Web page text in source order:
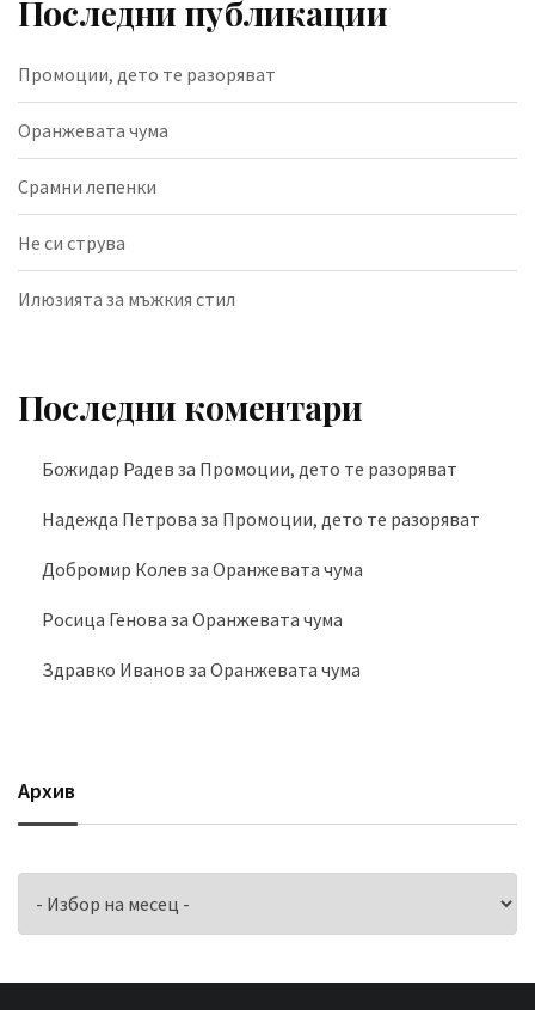
Последни публикации
Промоции, дето те разоряват
Оранжевата чума
Срамни лепенки
Не си струва
Илюзията за мъжкия стил
Последни коментари
Божидар Радев за Промоции, дето те разоряват
Надежда Петрова за Промоции, дето те разоряват
Добромир Колев за Оранжевата чума
Росица Генова за Оранжевата чума
Здравко Иванов за Оранжевата чума
Архив
Архив